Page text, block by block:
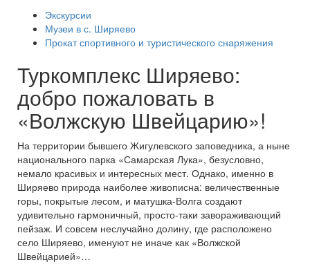
Экскурсии
Музеи в с. Ширяево
Прокат спортивного и туристического снаряжения
Туркомплекс Ширяево:
добро пожаловать в
«Волжскую Швейцарию»!
На территории бывшего Жигулевского заповедника, а ныне
национального парка «Самарская Лука», безусловно,
немало красивых и интересных мест. Однако, именно в
Ширяево природа наиболее живописна: величественные
горы, покрытые лесом, и матушка-Волга создают
удивительно гармоничный, просто-таки завораживающий
пейзаж. И совсем неслучайно долину, где расположено
село Ширяево, именуют не иначе как «Волжской
Швейцарией»…